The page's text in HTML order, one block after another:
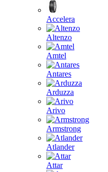
Accelera
Altenzo
Amtel
Antares
Arduzza
Arivo
Armstrong
Atlander
Attar